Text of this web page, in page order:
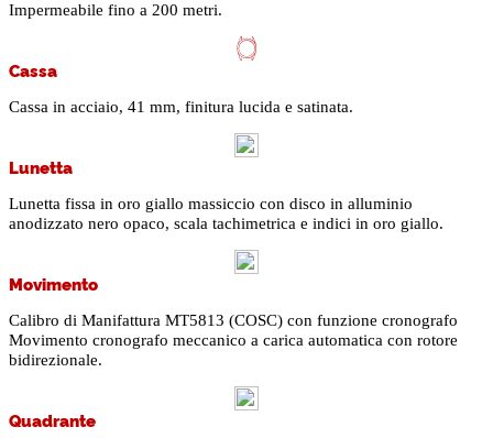
Impermeabile fino a 200 metri.
Cassa
Cassa in acciaio, 41 mm, finitura lucida e satinata.
Lunetta
Lunetta fissa in oro giallo massiccio con disco in alluminio
anodizzato nero opaco, scala tachimetrica e indici in oro giallo.
Movimento
Calibro di Manifattura MT5813 (COSC) con funzione cronografo
Movimento cronografo meccanico a carica automatica con rotore
bidirezionale.
Quadrante